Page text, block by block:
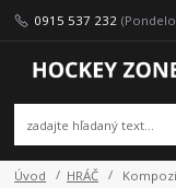
0915 537 232
Úvod HRÁČ